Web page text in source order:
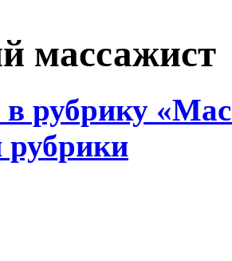
массажист
рубрику
рубрики